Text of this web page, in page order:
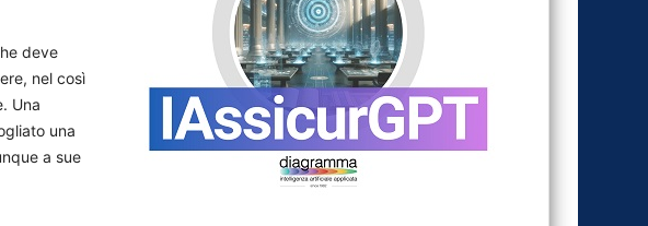
deve
nel così
Una
una
a sue